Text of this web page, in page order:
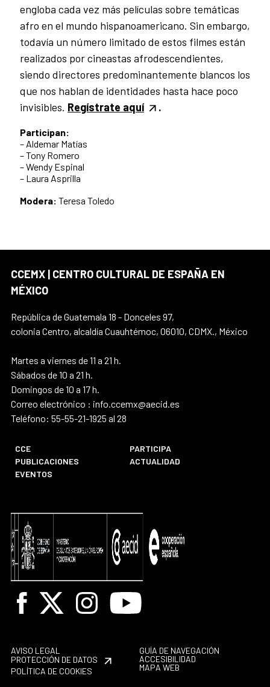
engloba cada vez más películas sobre temáticas
afro en el mundo hispanoamericano. Sin embargo,
todavía un número limitado de estos filmes están
realizados por cineastas afrodescendientes,
siendo directores predominantemente blancos los
que nos hablan de identidades hasta hace poco
invisibles. Regístrate aquí .
Participan:
– Aldemar Matías
– Tony Romero
– Wendy Espinal
– Laura Asprilla
Modera: Teresa Toledo
CCEMX | CENTRO CULTURAL DE ESPAÑA EN
MÉXICO
República de Guatemala 18 - Donceles 97,
colonia Centro, alcaldía Cuauhtémoc, 06010, CDMX., México
Martes a viernes de 11 a 21 h.
Sábados de 10 a 21 h.
Domingos de 10 a 17 h.
Correo electrónico : info.ccemx@aecid.es
Teléfono: 55-55-21-1925 al 28
CCE
PARTICIPA
PUBLICACIONES
ACTUALIDAD
EVENTOS
Facebook
X InstagramYoutube
AVISO LEGAL
PROTECCIÓN DE DATOS
POLÍTICA DE COOKIES
GUÍA DE NAVEGACIÓN
ACCESIBILIDAD
MAPA WEB